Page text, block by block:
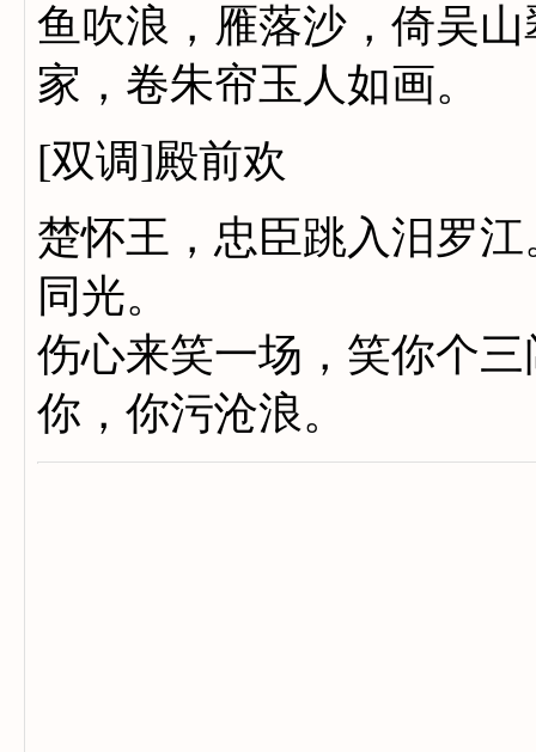
鱼吹浪，雁落沙，倚吴
家，卷朱帘玉人如画。
[双调]殿前欢
楚怀王，忠臣跳入汨罗
同光。
伤心来笑一场，笑你个
你，你污沧浪。